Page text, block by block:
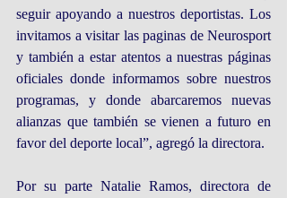
seguir apoyando a nuestros deportistas. Los
invitamos a visitar las paginas de Neurosport
y también a estar atentos a nuestras páginas
oficiales donde informamos sobre nuestros
programas, y donde abarcaremos nuevas
alianzas que también se vienen a futuro en
favor del deporte local”, agregó la directora.
Por su parte Natalie Ramos, directora de